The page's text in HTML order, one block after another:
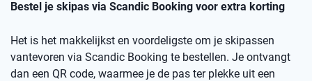
Bestel je skipas via Scandic Booking voor extra korting
Het is het makkelijkst en voordeligste om je skipassen
vantevoren via Scandic Booking te bestellen. Je ontvangt
dan een QR code, waarmee je de pas ter plekke uit een